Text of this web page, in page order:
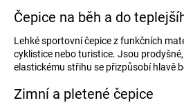
l
á
d
a
c
Čepice na běh a do
Lehké sportovní čepice z funkčních
cyklistice nebo turistice. Jsou
elastickému střihu se přizpůsobí hlavě
Zimní a pletené čepice